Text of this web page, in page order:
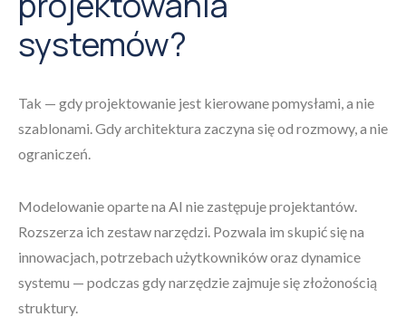
systemów?
Tak — gdy projektowanie jest kierowane pomysłami, a nie
szablonami. Gdy architektura zaczyna się od rozmowy, a nie
ograniczeń.
Modelowanie oparte na AI nie zastępuje projektantów.
Rozszerza ich zestaw narzędzi. Pozwala im skupić się na
innowacjach, potrzebach użytkowników oraz dynamice
systemu — podczas gdy narzędzie zajmuje się złożonością
struktury.